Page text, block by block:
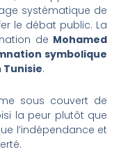
systématique de
le débat public. La
de Mohamed
symbolique
Tunisie.
sous couvert de
la peur plutôt que
l’indépendance et